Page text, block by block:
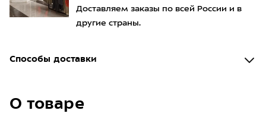
Доставляем заказы по всей России и в
другие страны.
Способы доставки
О товаре